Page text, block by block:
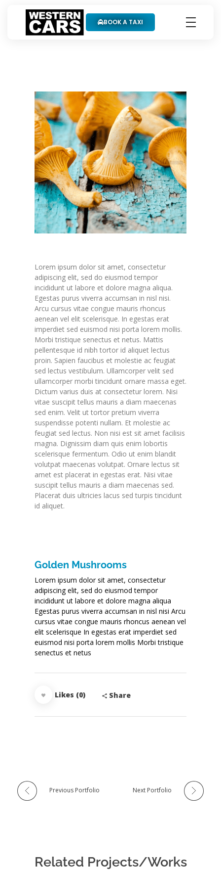
BOOK A TAXI
Lorem ipsum dolor sit amet, consectetur
adipiscing elit, sed do eiusmod tempor
incididunt ut labore et dolore magna aliqua.
Egestas purus viverra accumsan in nisl nisi.
Arcu cursus vitae congue mauris rhoncus
aenean vel elit scelerisque. In egestas erat
imperdiet sed euismod nisi porta lorem mollis.
Morbi tristique senectus et netus. Mattis
pellentesque id nibh tortor id aliquet lectus
proin. Sapien faucibus et molestie ac feugiat
sed lectus vestibulum. Ullamcorper velit sed
ullamcorper morbi tincidunt ornare massa eget.
Dictum varius duis at consectetur lorem. Nisi
vitae suscipit tellus mauris a diam maecenas
sed enim. Velit ut tortor pretium viverra
suspendisse potenti nullam. Et molestie ac
feugiat sed lectus. Non nisi est sit amet facilisis
magna. Dignissim diam quis enim lobortis
scelerisque fermentum. Odio ut enim blandit
volutpat maecenas volutpat. Ornare lectus sit
amet est placerat in egestas erat. Nisi vitae
suscipit tellus mauris a diam maecenas sed.
Placerat duis ultricies lacus sed turpis tincidunt
id aliquet.
Golden Mushrooms
Lorem ipsum dolor sit amet, consectetur
adipiscing elit, sed do eiusmod tempor
incididunt ut labore et dolore magna aliqua
Egestas purus viverra accumsan in nisl nisi Arcu
cursus vitae congue mauris rhoncus aenean vel
elit scelerisque In egestas erat imperdiet sed
euismod nisi porta lorem mollis Morbi tristique
senectus et netus
Likes (0) Share
Previous Portfolio Next Portfolio
Related Projects/Works